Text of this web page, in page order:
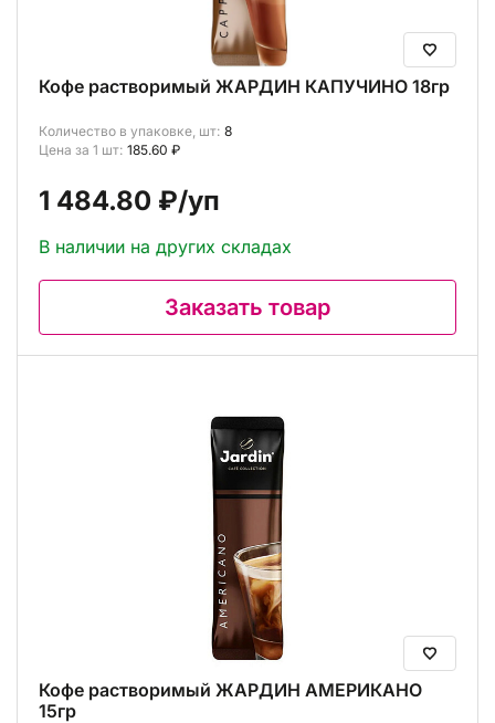
Кофе растворимый ЖАРДИН КАПУЧИНО 18гр
Количество в упаковке, шт: 8
Цена за 1 шт: 185.60 ₽
1 484.80 ₽/уп
В наличии на других складах
Заказать товар
Кофе растворимый ЖАРДИН АМЕРИКАНО
15гр